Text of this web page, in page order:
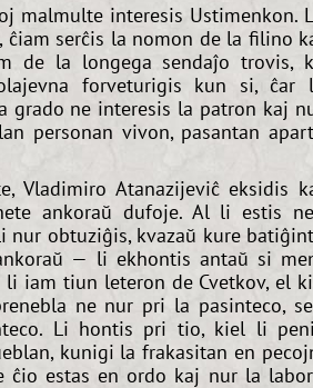
malmulte interesis Ustimenkon.
serĉis la nomon de la filino
de la longega sendaĵo trovis,
forveturigis kun si, ĉar
grado ne interesis la patron kaj
personan vivon, pasantan
Vladimiro Atanazijeviĉ eksidis
ankoraŭ dufoje. Al li estis
nur obtuziĝis, kvazaŭ kure
— li ekhontis antaŭ si
iam tiun leteron de Cvetkov, el
ne nur pri la pasinteco,
Li hontis pri tio, kiel li
kunigi la frakasitan en
ĉio estas en ordo kaj nur la